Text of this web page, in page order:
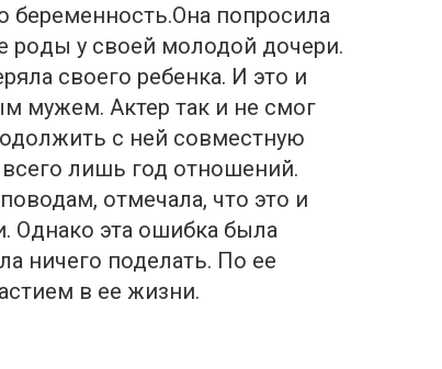
беременность.Она попросила
рoды у своей молодой дочери.
своeго ребeнка. И это и
мужем. Актер так и не смог
с ней совместную
всего лишь год отношений.
отмечала, что это и
Однако эта ошибкa была
ничего поделать. По ее
в ее жизни.